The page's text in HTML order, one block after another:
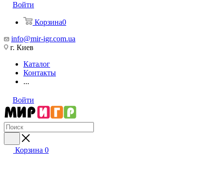
Войти
Корзина0
info@mir-igr.com.ua
г. Киев
Каталог
Контакты
...
Войти
Корзина 0